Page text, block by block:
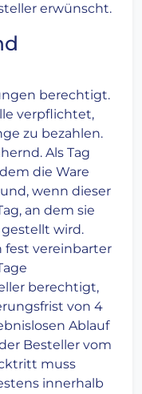
erwünscht.
berechtigt.
verpflichtet,
zu bezahlen.
Als Tag
die Ware
wenn dieser
an dem sie
wird.
fest vereinbarter
berechtigt,
von 4
Ablauf
Besteller vom
muss
innerhalb